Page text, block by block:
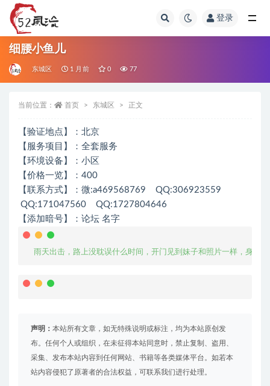
登录
细腰小鱼儿
东城区 1 月前 0 77
当前位置： 首页 东城区 正文
【验证地点】：北京
【服务项目】：全套服务
【环境设备】：小区
【价格一览】：400
【联系方式】：微:a469568769 QQ:306923559
QQ:171047560 QQ:1727804646
【添加暗号】：论坛 名字
雨天出击，路上没耽误什么时间，开门见到妹子和照片一样，身材
声明： 本站所有文章，如无特殊说明或标注，均为本站原创发
布。任何个人或组织，在未征得本站同意时，禁止复制、盗用、
采集、发布本站内容到任何网站、书籍等各类媒体平台。如若本
站内容侵犯了原著者的合法权益，可联系我们进行处理。